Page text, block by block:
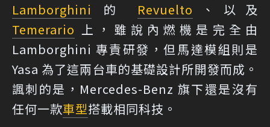
Lamborghini
的 Revuelto 、以及
Temerario 上，雖說內燃機是完全由
Lamborghini 專責研發，但馬達模組則是
Yasa 為了這兩台車的基礎設計所開發而成。
諷刺的是，Mercedes-Benz 旗下還是沒有
任何一款車型搭載相同科技。